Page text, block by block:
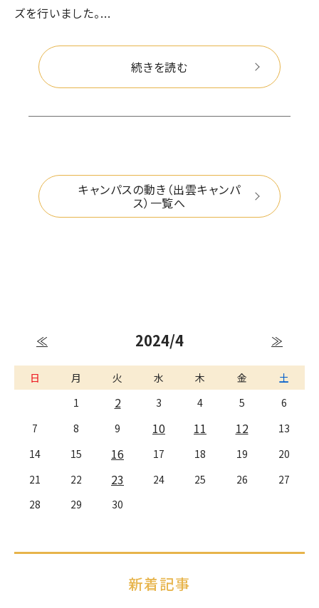
ズを行いました。...
続きを読む
キャンパスの動き（出雲キャンパ
ス）一覧へ
≪ 2024/4 ≫
日 月 火 水 木 金
土
1
2 3 4 5
6
7
8 9 10 11 12
13
14
15 16 17 18 19
20
21
22 23 24 25 26
27
28
29 30
新着記事